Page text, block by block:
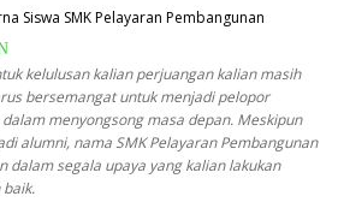
Siswa SMK Pelayaran Pembangunan
kelulusan kalian perjuangan kalian masih
bersemangat untuk menjadi pelopor
menyongsong masa depan. Meskipun
alumni, nama SMK Pelayaran Pembangunan
dalam segala upaya yang kalian lakukan